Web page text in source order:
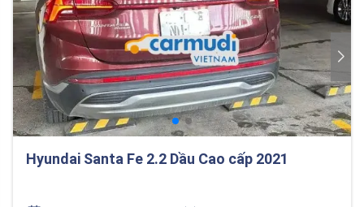
Hyundai Santa Fe 2.2 Dầu Cao cấp 2021